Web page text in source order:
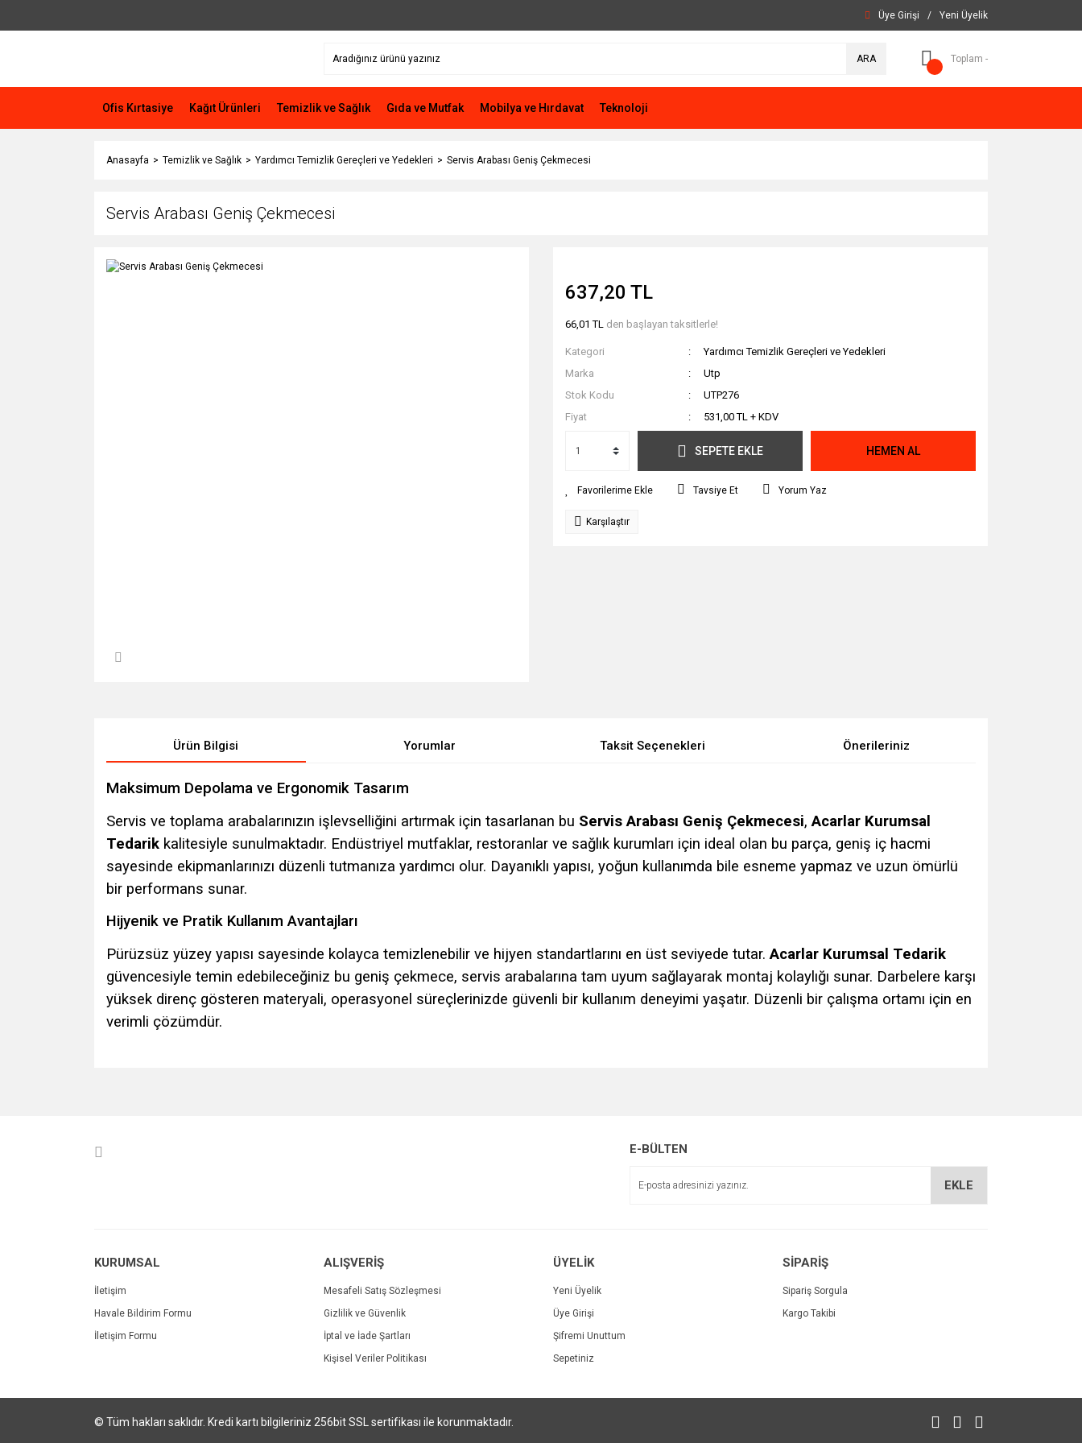
Üye Girişi / Yeni Üyelik
ARA Toplam -
Ofis Kırtasiye Kağıt Ürünleri Temizlik ve Sağlık Gıda ve Mutfak Mobilya ve Hırdavat Teknoloji
Anasayfa Temizlik ve Sağlık Yardımcı Temizlik Gereçleri ve Yedekleri Servis Arabası Geniş Çekmecesi
Servis Arabası Geniş Çekmecesi
637,20 TL
66,01 TL den başlayan taksitlerle!
Kategori
Yardımcı Temizlik Gereçleri ve Yedekleri
Marka
Utp
Stok Kodu
UTP276
Fiyat
531,00 TL + KDV
SEPETE EKLE HEMEN AL
Tavsiye Et Yorum Yaz
Karşılaştır
Ürün Bilgisi Yorumlar Taksit Seçenekleri Önerileriniz
Maksimum Depolama ve Ergonomik Tasarım
Servis ve toplama arabalarınızın işlevselliğini artırmak için tasarlanan bu Servis Arabası Geniş Çekmecesi,Acarlar Kurumsal
Tedarik kalitesiyle sunulmaktadır. Endüstriyel mutfaklar, restoranlar ve sağlık kurumları için ideal olan bu parça, geniş iç hacmi
sayesinde ekipmanlarınızı düzenli tutmanıza yardımcı olur. Dayanıklı yapısı, yoğun kullanımda bile esneme yapmaz ve uzun ömürlü
bir performans sunar.
Hijyenik ve Pratik Kullanım Avantajları
Pürüzsüz yüzey yapısı sayesinde kolayca temizlenebilir ve hijyen standartlarını en üst seviyede tutar.Acarlar Kurumsal Tedarik
güvencesiyle temin edebileceğiniz bu geniş çekmece, servis arabalarına tam uyum sağlayarak montaj kolaylığı sunar. Darbelere karşı
yüksek direnç gösteren materyali, operasyonel süreçlerinizde güvenli bir kullanım deneyimi yaşatır. Düzenli bir çalışma ortamı için en
verimli çözümdür.
E-BÜLTEN
EKLE
KURUMSAL
İletişim
Havale Bildirim Formu
İletişim Formu
ALIŞVERİŞ
Mesafeli Satış Sözleşmesi
Gizlilik ve Güvenlik
İptal ve İade Şartları
Kişisel Veriler Politikası
ÜYELİK
Yeni Üyelik
Üye Girişi
Şifremi Unuttum
Sepetiniz
SİPARİŞ
Sipariş Sorgula
Kargo Takibi
© Tüm hakları saklıdır. Kredi kartı bilgileriniz 256bit SSL sertifikası ile korunmaktadır.